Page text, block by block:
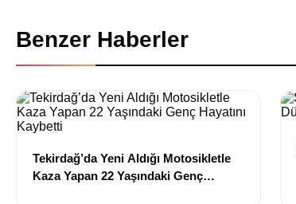
Benzer Haberler
Tekirdağ’da Yeni Aldığı Motosikletle
Kaza Yapan 22 Yaşındaki Genç